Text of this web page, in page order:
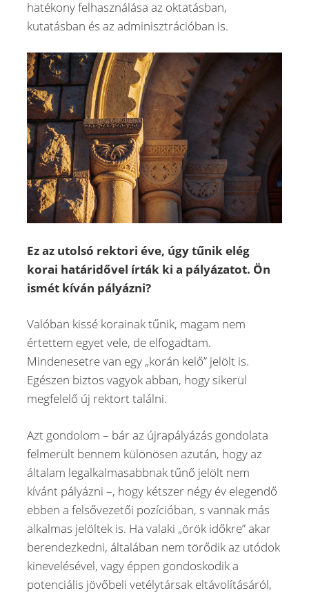
hatékony felhasználása az oktatásban,
kutatásban és az adminisztrációban is.
Ez az utolsó rektori éve, úgy tűnik elég
korai határidővel írták ki a pályázatot. Ön
ismét kíván pályázni?
Valóban kissé korainak tűnik, magam nem
értettem egyet vele, de elfogadtam.
Mindenesetre van egy „korán kelő” jelölt is.
Egészen biztos vagyok abban, hogy sikerül
megfelelő új rektort találni.
Azt gondolom – bár az újrapályázás gondolata
felmerült bennem különösen azután, hogy az
általam legalkalmasabbnak tűnő jelölt nem
kívánt pályázni –, hogy kétszer négy év elegendő
ebben a felsővezetői pozícióban, s vannak más
alkalmas jelöltek is. Ha valaki „örök időkre” akar
berendezkedni, általában nem törődik az utódok
kinevelésével, vagy éppen gondoskodik a
potenciális jövőbeli vetélytársak eltávolításáról,